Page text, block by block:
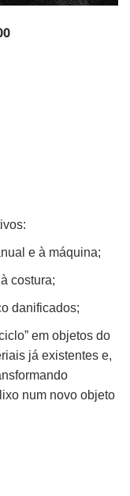
e à máquina;
costura;
danificados;
em objetos do
já existentes e,
num novo objeto